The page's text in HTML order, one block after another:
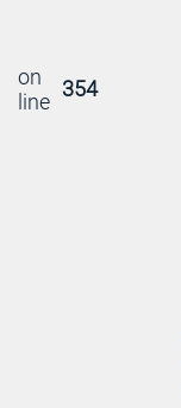
on
line 354